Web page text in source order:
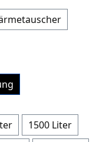
1500 Liter